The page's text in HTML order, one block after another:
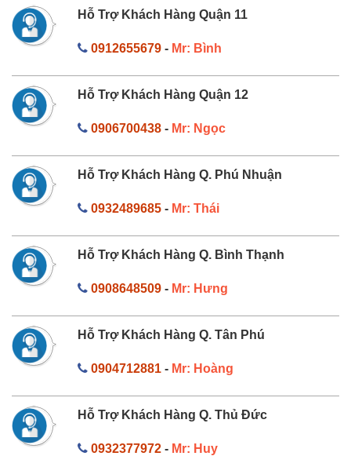
Hỗ Trợ Khách Hàng Quận 11
0912655679- Mr: Bình
Hỗ Trợ Khách Hàng Quận 12
0906700438- Mr: Ngọc
Hỗ Trợ Khách Hàng Q. Phú Nhuận
0932489685- Mr: Thái
Hỗ Trợ Khách Hàng Q. Bình Thạnh
0908648509- Mr: Hưng
Hỗ Trợ Khách Hàng Q. Tân Phú
0904712881- Mr: Hoàng
Hỗ Trợ Khách Hàng Q. Thủ Đức
0932377972- Mr: Huy